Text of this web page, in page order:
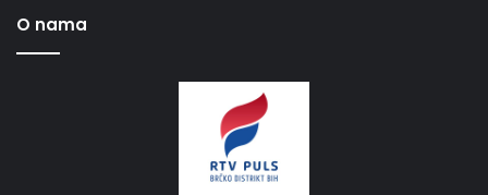
O nama